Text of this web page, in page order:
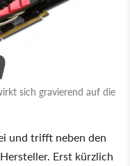
sich gravierend auf die
und trifft neben den
Erst kürzlich